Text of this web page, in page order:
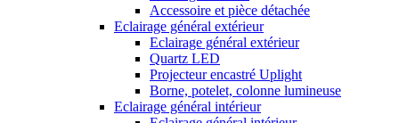
Accessoire et pièce détachée
Eclairage général extérieur
Eclairage général extérieur
Quartz LED
Projecteur encastré Uplight
Borne, potelet, colonne lumineuse
Eclairage général intérieur